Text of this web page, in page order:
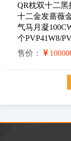
QR枕双十二黑
十二金发蔷薇
气马月凝
个PVP41W8/
售价：